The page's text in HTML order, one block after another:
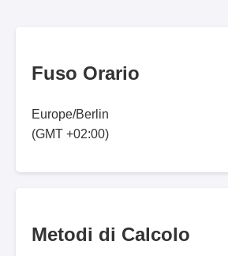
Fuso Orario
Europe/Berlin
(GMT +02:00)
Metodi di Calcolo